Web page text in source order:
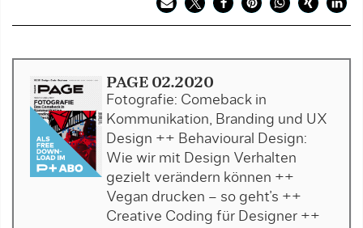
PAGE 02.2020
Fotografie: Comeback in
Kommunikation, Branding und UX
Design ++ Behavioural Design:
Wie wir mit Design Verhalten
gezielt verändern können ++
Vegan drucken – so geht’s ++
Creative Coding für Designer ++